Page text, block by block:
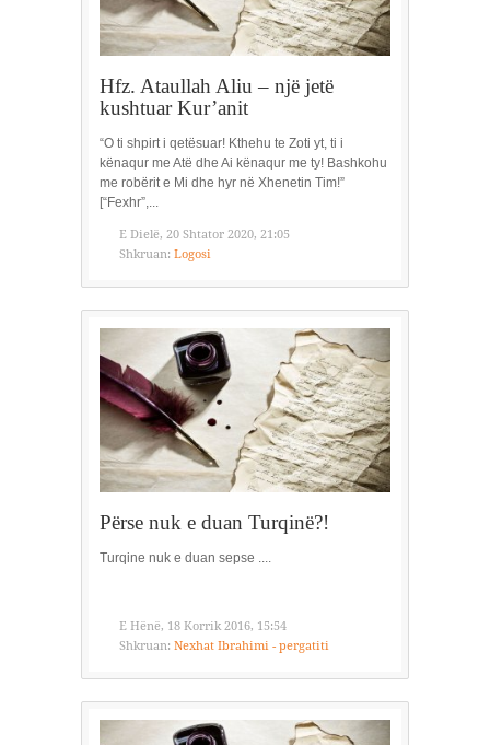
Hfz. Ataullah Aliu – një jetë
kushtuar Kur’anit
“O ti shpirt i qetësuar! Kthehu te Zoti yt, ti i
kënaqur me Atë dhe Ai kënaqur me ty! Bashkohu
me robërit e Mi dhe hyr në Xhenetin Tim!”
[“Fexhr”,...
E Dielë, 20 Shtator 2020, 21:05
Shkruan: Logosi
Përse nuk e duan Turqinë?!
Turqine nuk e duan sepse ....
E Hënë, 18 Korrik 2016, 15:54
Shkruan: Nexhat Ibrahimi - pergatiti